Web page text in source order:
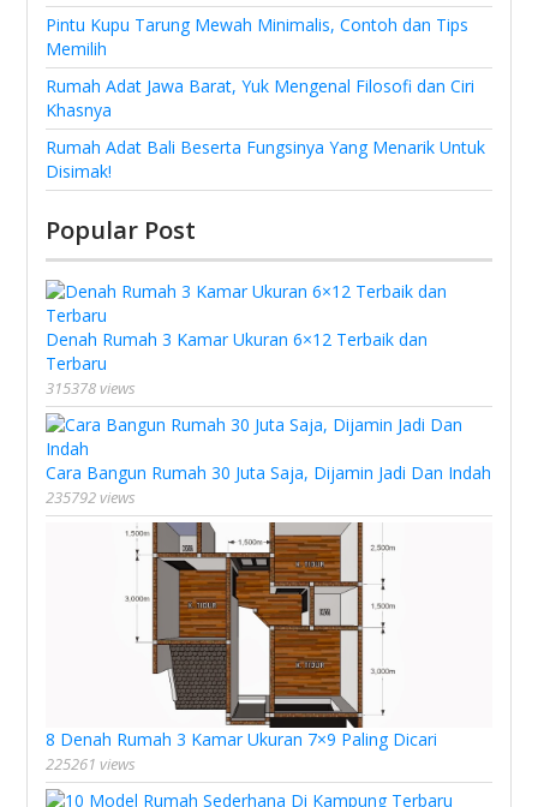
Pintu Kupu Tarung Mewah Minimalis, Contoh dan Tips
Memilih
Rumah Adat Jawa Barat, Yuk Mengenal Filosofi dan Ciri
Khasnya
Rumah Adat Bali Beserta Fungsinya Yang Menarik Untuk
Disimak!
Popular Post
Denah Rumah 3 Kamar Ukuran 6×12 Terbaik dan
Terbaru
315378 views
Cara Bangun Rumah 30 Juta Saja, Dijamin Jadi Dan Indah
235792 views
8 Denah Rumah 3 Kamar Ukuran 7×9 Paling Dicari
225261 views